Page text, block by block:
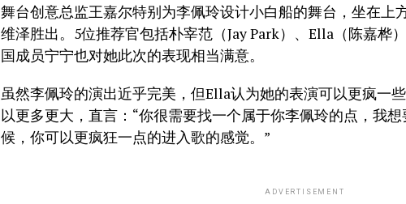
舞台创意总监王嘉尔特别为李佩玲设计小白船的舞台，坐在上
维泽胜出。5位推荐官包括朴宰范（Jay Park）、Ella（陈嘉桦
国成员宁宁也对她此次的表现相当满意。
虽然李佩玲的演出近乎完美，但Ella认为她的表演可以更疯一
以更多更大，直言：“你很需要找一个属于你李佩玲的点，我
候，你可以更疯狂一点的进入歌的感觉。”
ADVERTISEMENT